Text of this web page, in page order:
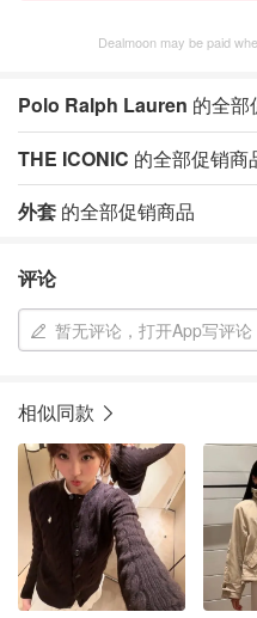
Dealmoon may be paid
Polo Ralph Lauren 的全部
THE ICONIC 的全部促销商
外套 的全部促销商品
评论
暂无评论，打开App写评论
相似同款